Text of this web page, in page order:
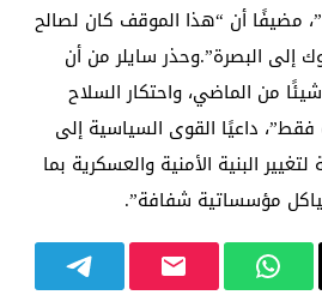
مضيفًا أن “هذا الموقف كان لصالح
إلى البصرة”.وحذر سايلر من أن
من الماضي، واحتكار السلاح
داعيًا القوى السياسية إلى
البنية الأمنية والعسكرية بما
مؤسساتية شفافة”.